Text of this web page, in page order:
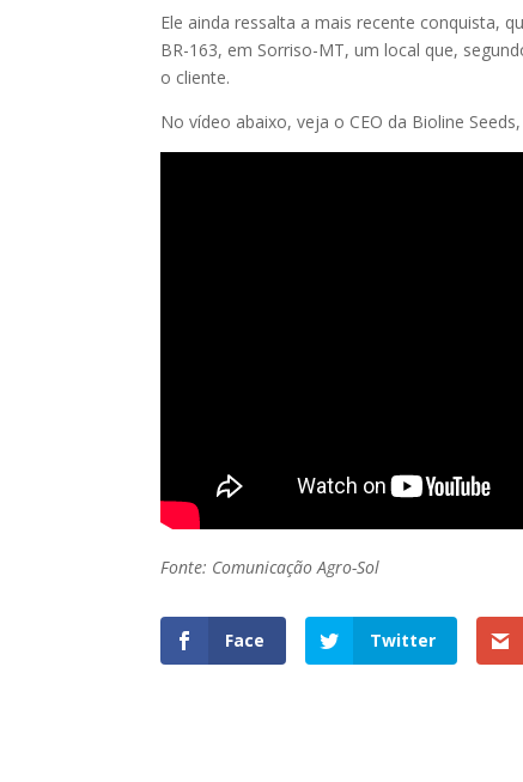
Ele ainda ressalta a mais recente conquista,
BR-163, em Sorriso-MT, um local que,
o cliente.
No vídeo abaixo, veja o CEO da Bioline
Fonte: Comunicação Agro-Sol
Face Twitter